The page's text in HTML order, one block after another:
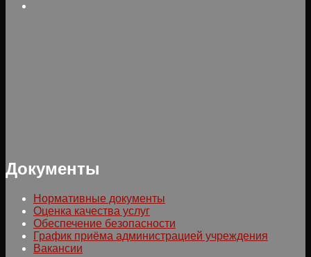
Документы
Нормативные документы
Оценка качества услуг
Обеспечение безопасности
График приёма администрацией учреждения
Вакансии